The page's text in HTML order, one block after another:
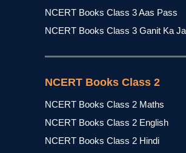
NCERT Books Class 3 Aas Pass
NCERT Books Class 3 Ganit Ka
NCERT Books Class 2
NCERT Books Class 2 Maths
NCERT Books Class 2 English
NCERT Books Class 2 Hindi